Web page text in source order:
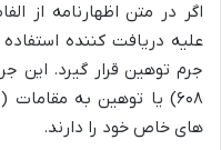
اگر در متن اظهارنامه از
علیه دریافت کننده
جرم توهین قرار گیرد. این
های خاص خود را دارند.